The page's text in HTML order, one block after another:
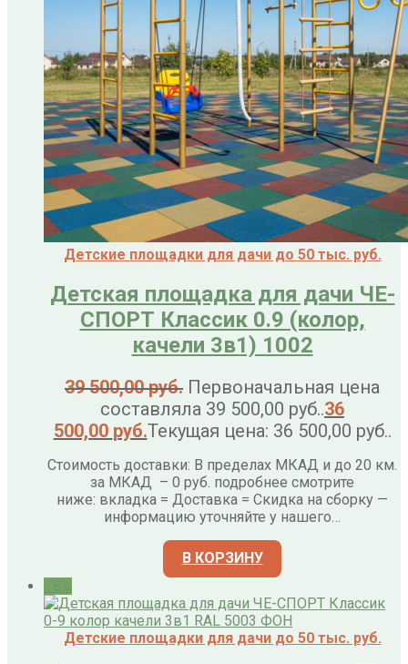
Детские площадки для дачи до 50 тыс. руб.
Детская площадка для дачи ЧЕ-
СПОРТ Классик 0.9 (колор,
качели 3в1) 1002
39 500,00руб. Первоначальная цена
составляла 39 500,00 руб..36
500,00 руб.Текущая цена: 36 500,00 руб..
Стоимость доставки: В пределах МКАД и до 20 км.
за МКАД – 0 руб. подробнее смотрите
ниже: вкладка = Доставка = Скидка на сборку —
информацию уточняйте у нашего…
В КОРЗИНУ
Детские площадки для дачи до 50 тыс. руб.